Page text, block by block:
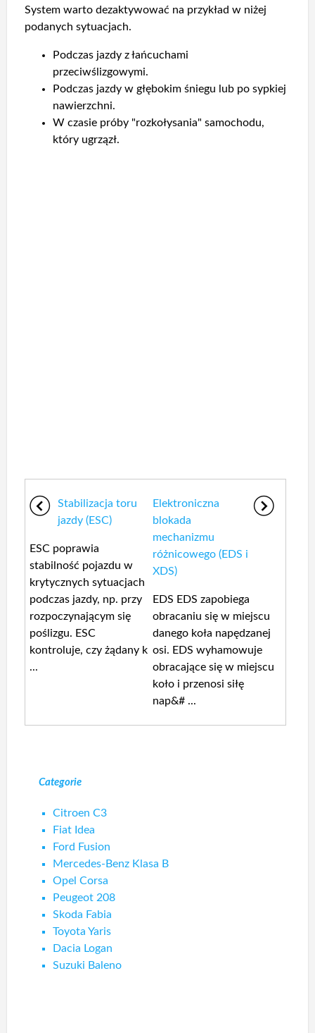
System warto dezaktywować na przykład w niżej
podanych sytuacjach.
Podczas jazdy z łańcuchami
przeciwślizgowymi.
Podczas jazdy w głębokim śniegu lub po sypkiej
nawierzchni.
W czasie próby "rozkołysania" samochodu,
który ugrzązł.
Stabilizacja toru
jazdy (ESC)
ESC poprawia
stabilność pojazdu w
krytycznych sytuacjach
podczas jazdy, np. przy
rozpoczynającym się
poślizgu. ESC
kontroluje, czy żądany k
...
Elektroniczna
blokada
mechanizmu
różnicowego (EDS i
XDS)
EDS EDS zapobiega
obracaniu się w miejscu
danego koła napędzanej
osi. EDS wyhamowuje
obracające się w miejscu
koło i przenosi siłę
nap&# ...
Categorie
Citroen C3
Fiat Idea
Ford Fusion
Mercedes-Benz Klasa B
Opel Corsa
Peugeot 208
Skoda Fabia
Toyota Yaris
Dacia Logan
Suzuki Baleno